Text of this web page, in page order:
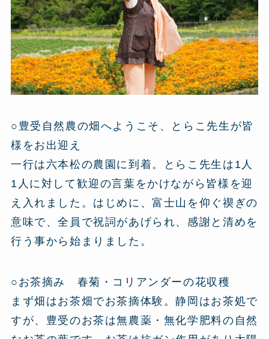
○豊受自然農の畑へようこそ、とらこ先生が皆
様をお出迎え
一行は六本松の農園に到着。とらこ先生は1人
1人に対して歓迎の言葉をかけながら皆様を迎
え入れました。はじめに、富士山を仰ぐ禊ぎの
意味で、全員で祝詞があげられ、感謝と清めを
行う事から始まりました。
○お茶摘み 春菊・コリアンダーの花収穫
まず畑はお茶畑でお茶摘体験。静岡はお茶処で
すが、豊受のお茶は無農薬・無化学肥料の自然